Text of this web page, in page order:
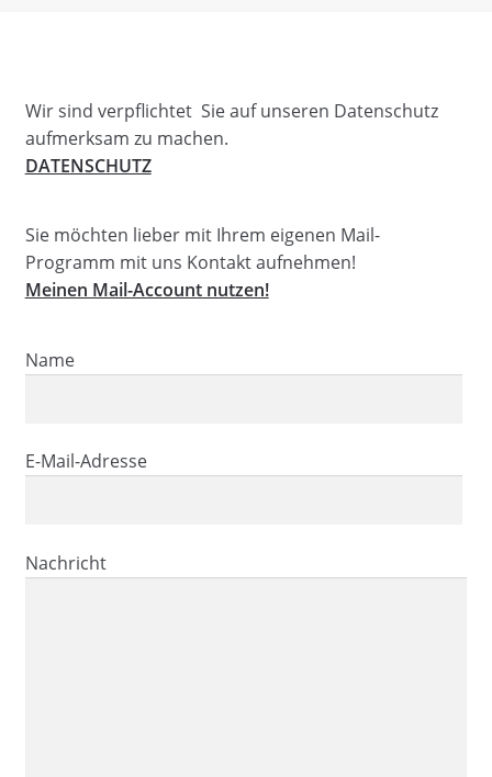
Wir sind verpflichtet Sie auf unseren Datenschutz
aufmerksam zu machen.
DATENSCHUTZ
Sie möchten lieber mit Ihrem eigenen Mail-
Programm mit uns Kontakt aufnehmen!
Meinen Mail-Account nutzen!
Name
E-Mail-Adresse
Nachricht